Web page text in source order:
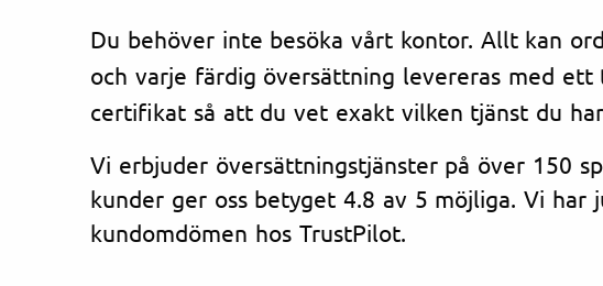
Du behöver inte besöka vårt kontor. Allt kan
och varje färdig översättning levereras med ett
certifikat så att du vet exakt vilken tjänst du
Vi erbjuder översättningstjänster på över 150
kunder ger oss betyget 4.8 av 5 möjliga. Vi har
kundomdömen hos TrustPilot.